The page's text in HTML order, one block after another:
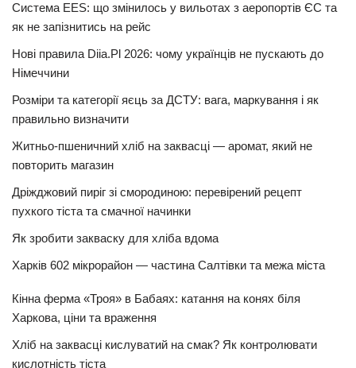
Система EES: що змінилось у вильотах з аеропортів ЄС та
як не запізнитись на рейс
Нові правила Diia.Pl 2026: чому українців не пускають до
Німеччини
Розміри та категорії яєць за ДСТУ: вага, маркування і як
правильно визначити
Житньо-пшеничний хліб на заквасці — аромат, який не
повторить магазин
Дріжджовий пиріг зі смородиною: перевірений рецепт
пухкого тіста та смачної начинки
Як зробити закваску для хліба вдома
Харків 602 мікрорайон — частина Салтівки та межа міста
Кінна ферма «Троя» в Бабаях: катання на конях біля
Харкова, ціни та враження
Хліб на заквасці кислуватий на смак? Як контролювати
кислотність тіста